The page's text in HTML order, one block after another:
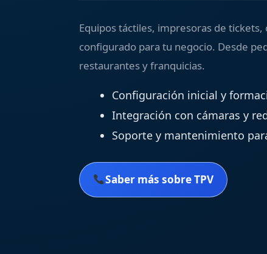
Equipos táctiles, impresoras de
configurado para tu negocio. Desde
restaurantes y franquicias.
Configuración inicial y
Integración con cámaras y
Soporte y mantenimiento
Saber más sobre TPV